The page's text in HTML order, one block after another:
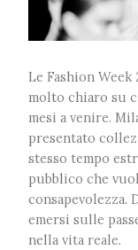
Le Fashion
molto chiaro su
mesi a venire.
presentato
stesso tempo
pubblico che
emersi sulle
nella vita reale.